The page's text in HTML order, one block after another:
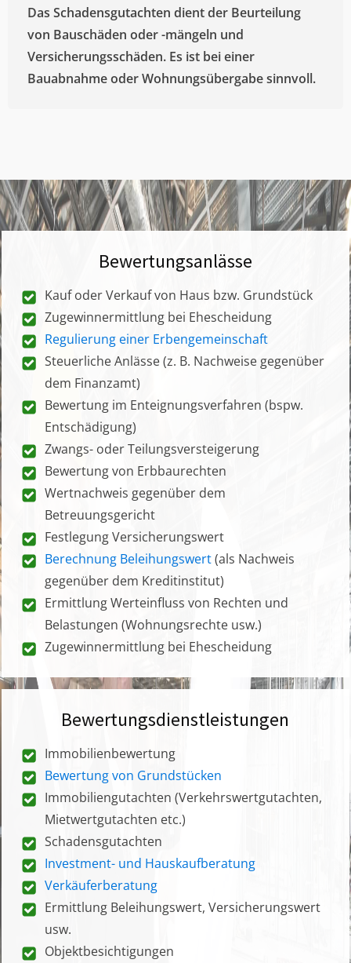
Das Schadensgutachten dient der Beurteilung
von Bauschäden oder -mängeln und
Versicherungsschäden. Es ist bei einer
Bauabnahme oder Wohnungsübergabe sinnvoll.
Bewertungsanlässe
Kauf oder Verkauf von Haus bzw. Grundstück
Zugewinnermittlung bei Ehescheidung
Regulierung einer Erbengemeinschaft
Steuerliche Anlässe (z. B. Nachweise gegenüber
dem Finanzamt)
Bewertung im Enteignungsverfahren (bspw.
Entschädigung)
Zwangs- oder Teilungsversteigerung
Bewertung von Erbbaurechten
Wertnachweis gegenüber dem
Betreuungsgericht
Festlegung Versicherungswert
Berechnung Beleihungswert(als Nachweis
gegenüber dem Kreditinstitut)
Ermittlung Werteinfluss von Rechten und
Belastungen (Wohnungsrechte usw.)
Zugewinnermittlung bei Ehescheidung
Bewertungsdienstleistungen
Immobilienbewertung
Bewertung von Grundstücken
Immobiliengutachten (Verkehrswertgutachten,
Mietwertgutachten etc.)
Schadensgutachten
Investment- und Hauskaufberatung
Verkäuferberatung
Ermittlung Beleihungswert, Versicherungswert
usw.
Objektbesichtigungen